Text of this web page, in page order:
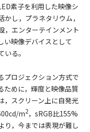
素子を利用した映像シ
し，プラネタリウム，
，エンターテインメント
い映像デバイスとして
る。
プロジェクション方式で
ために，輝度と映像品質
，スクリーン上に自発光
m2，sRGB比155%
り，今までは表現が難し